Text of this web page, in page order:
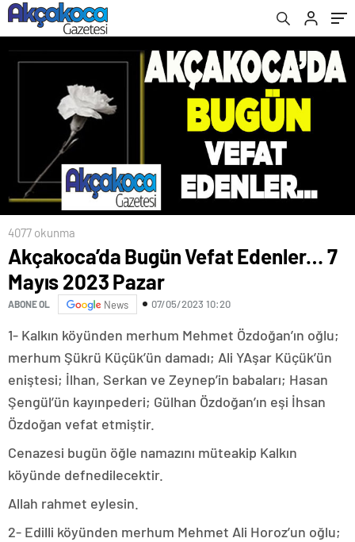
4077 okunma
Akçakoca’da Bugün Vefat Edenler… 7
Mayıs 2023 Pazar
ABONE OL News 07/05/2023 10:20
1- Kalkın köyünden merhum Mehmet Özdoğan’ın oğlu;
merhum Şükrü Küçük’ün damadı; Ali YAşar Küçük’ün
eniştesi; İlhan, Serkan ve Zeynep’in babaları; Hasan
Şengül’ün kayınpederi; Gülhan Özdoğan’ın eşi İhsan
Özdoğan vefat etmiştir.
Cenazesi bugün öğle namazını müteakip Kalkın
köyünde defnedilecektir.
Allah rahmet eylesin.
2- Edilli köyünden merhum Mehmet Ali Horoz’un oğlu;